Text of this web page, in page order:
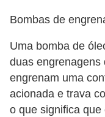
Bombas de
Uma bomba de
duas engrenagens
engrenam uma
acionada e trava
o que significa
e
g
u
r